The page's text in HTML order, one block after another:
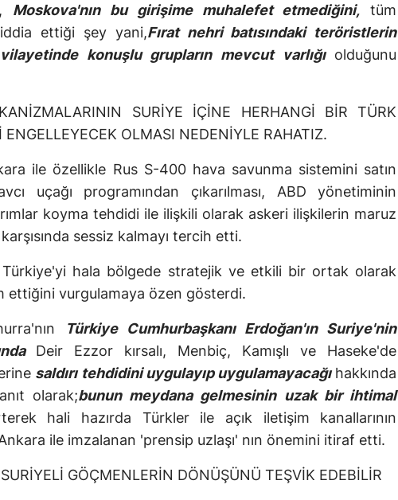
Moskova'nın bu girişime muhalefet etmediğini, tüm
ettiği şey yani,Fırat nehri batısındaki teröristlerin
konuşlu grupların mevcut varlığıolduğunu
SURİYE İÇİNE HERHANGİ BİR TÜRK
ENGELLEYECEK OLMASI NEDENİYLE RAHATIZ.
ile özellikle Rus S-400 hava savunma sistemini satın
uçağı programından çıkarılması, ABD yönetiminin
koyma tehdidi ile ilişkili olarak askeri ilişkilerin maruz
sessiz kalmayı tercih etti.
Türkiye'yi hala bölgede stratejik ve etkili bir ortak olarak
ettiğini vurgulamaya özen gösterdi.
Türkiye Cumhurbaşkanı Erdoğan'ın Suriye'nin
Deir Ezzor kırsalı, Menbiç, Kamışlı ve Haseke'de
saldırı tehdidini uygulayıp uygulamayacağıhakkında
olarak;bunun meydana gelmesinin uzak bir ihtimal
hali hazırda Türkler ile açık iletişim kanallarının
ile imzalanan 'prensip uzlaşı' nın önemini itiraf etti.
GÖÇMENLERİN DÖNÜŞÜNÜ TEŞVİK EDEBİLİR